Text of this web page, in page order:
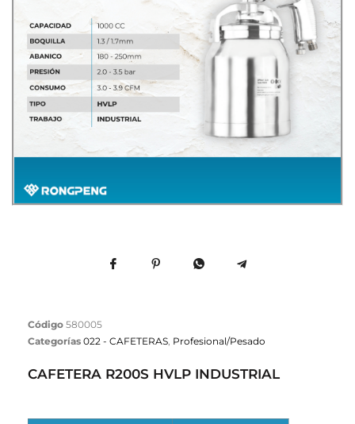
Código 580005
Categorías 022 - CAFETERAS, Profesional/Pesado
CAFETERA R200S HVLP INDUSTRIAL